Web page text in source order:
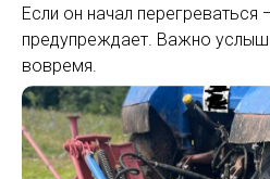
Если он начал перегреваться
предупреждает. Важно
вовремя.